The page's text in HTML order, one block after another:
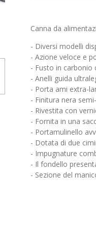
Canna da
- Diversi modelli
- Azione veloce e
- Fusto in carbonio
- Anelli guida
- Porta ami extra-
- Finitura nera
- Rivestita con
- Fornita in una
- Portamulinello
- Dotata di due
- Impugnature
- Il fondello
- Sezione del